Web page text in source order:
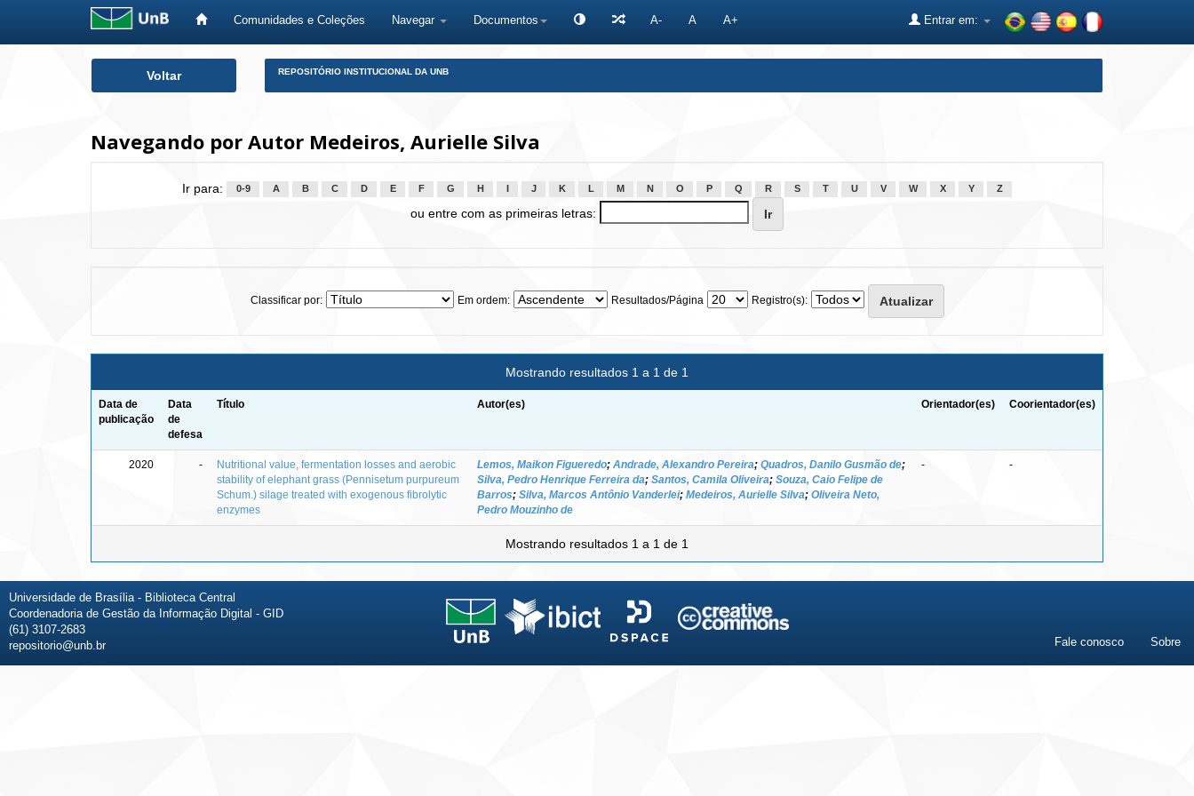
Comunidades e Coleções Navegar Documentos A- A A+ Entrar em:
Voltar REPOSITÓRIO INSTITUCIONAL DA UNB
Navegando por Autor Medeiros, Aurielle Silva
Ir para: 0-9 A B C D E F G H J K L M N O P Q R S T U V W X Y Z
ou entre com as primeiras letras:
Classificar por: Em ordem: Resultados/Página Registro(s):
Mostrando resultados 1 a 1 de 1
Data de
publicação
Data
de
defesa
Título Autor(es) Orientador(es) Coorientador(es)
2020 -
Nutritional value, fermentation losses and aerobic
stability of elephant grass (Pennisetum purpureum
Schum.) silage treated with exogenous fibrolytic
enzymes
Lemos, Maikon Figueredo; Andrade, Alexandro Pereira; Quadros, Danilo Gusmão de;
Silva, Pedro Henrique Ferreira da; Santos, Camila Oliveira; Souza, Caio Felipe de
Barros; Silva, Marcos Antônio Vanderlei; Medeiros, Aurielle Silva; Oliveira Neto,
Pedro Mouzinho de
- -
Mostrando resultados 1 a 1 de 1
Universidade de Brasília - Biblioteca Central
Coordenadoria de Gestão da Informação Digital - GID
(61) 3107-2683
repositorio@unb.br
Fale conosco Sobre